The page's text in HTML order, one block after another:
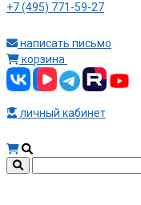
+7 (495) 771-59-27
написать письмо
корзина
личный кабинет